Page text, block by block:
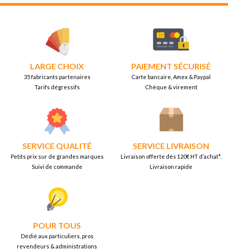
LARGE CHOIX
35 fabricants partenaires
Tarifs dégressifs
PAIEMENT SÉCURISÉ
Carte bancaire, Amex & Paypal
Chèque & virement
SERVICE QUALITÉ
Petits prix sur de grandes marques
Suivi de commande
SERVICE LIVRAISON
Livraison offerte dès 120€ HT d’achat*.
Livraison rapide
POUR TOUS
Dédié aux particuliers, pros
revendeurs & administrations